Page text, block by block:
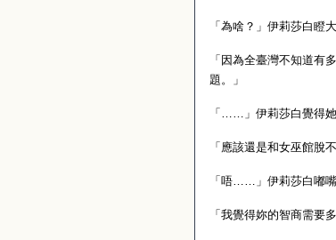
「為啥？」伊莉莎白瞪大
「因為全臺灣不知道有
題。」
「……」伊莉莎白覺得
「應該還是和女巫館脫
「唔……」伊莉莎白嘟
「我覺得妳的智商需要